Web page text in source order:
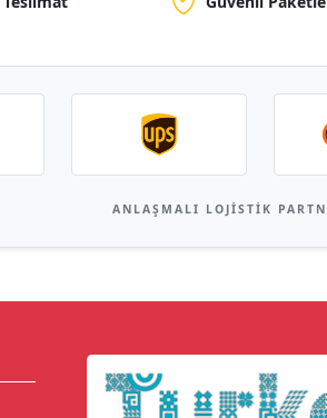
ANLAŞMALI LOJISTIK